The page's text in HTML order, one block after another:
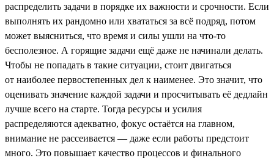
распределить задачи в порядке их важности и срочности. Если
выполнять их рандомно или хвататься за всё подряд, потом
может выясниться, что время и силы ушли на что-то
бесполезное. А горящие задачи ещё даже не начинали делать.
Чтобы не попадать в такие ситуации, стоит двигаться
от наиболее первостепенных дел к наименее. Это значит, что
оценивать значение каждой задачи и просчитывать её дедлайн
лучше всего на старте. Тогда ресурсы и усилия
распределяются адекватно, фокус остаётся на главном,
внимание не рассеивается — даже если работы предстоит
много. Это повышает качество процессов и финального